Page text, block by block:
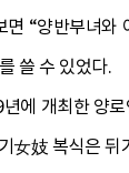
면 “양반부녀
쓸 수 있었다.
에 개최한 양
女妓 복식은